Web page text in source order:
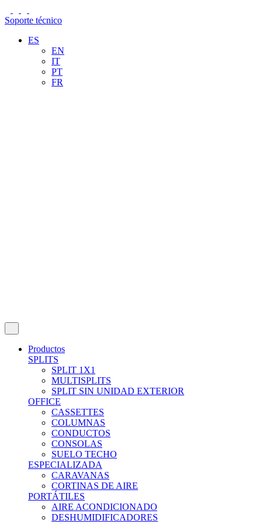
Soporte técnico
ES
EN
IT
PT
FR
Productos
SPLITS
SPLIT 1X1
MULTISPLITS
SPLIT SIN UNIDAD EXTERIOR
OFFICE
CASSETTES
COLUMNAS
CONDUCTOS
CONSOLAS
SUELO TECHO
ESPECIALIZADA
CARAVANAS
CORTINAS DE AIRE
PORTÁTILES
AIRE ACONDICIONADO
DESHUMIDIFICADORES